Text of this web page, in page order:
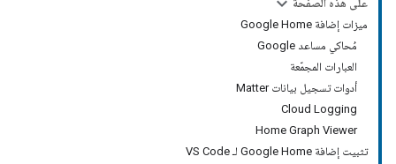
على هذه الصفحة
ميزات إضافة Google Home
مُحاكي مساعد Google
العبارات المجمّعة
أدوات تسجيل بيانات Matter
Cloud Logging
Home Graph Viewer
تثبيت إضافة Google Home لـ VS Code